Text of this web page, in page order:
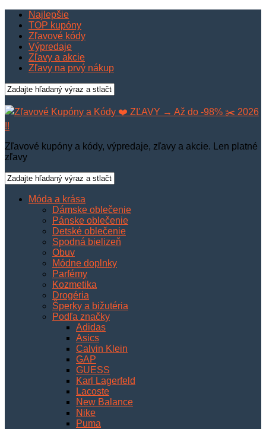
Najlepšie
TOP kupóny
Zľavové kódy
Výpredaje
Zľavy a akcie
Zľavy na prvý nákup
Zľavové kupóny a kódy, výpredaje, zľavy a akcie. Len platné
zľavy
Móda a krása
Dámske oblečenie
Pánske oblečenie
Detské oblečenie
Spodná bielizeň
Obuv
Módne doplnky
Parfémy
Kozmetika
Drogéria
Šperky a bižutéria
Podľa značky
Adidas
Asics
Calvin Klein
GAP
GUESS
Karl Lagerfeld
Lacoste
New Balance
Nike
Puma